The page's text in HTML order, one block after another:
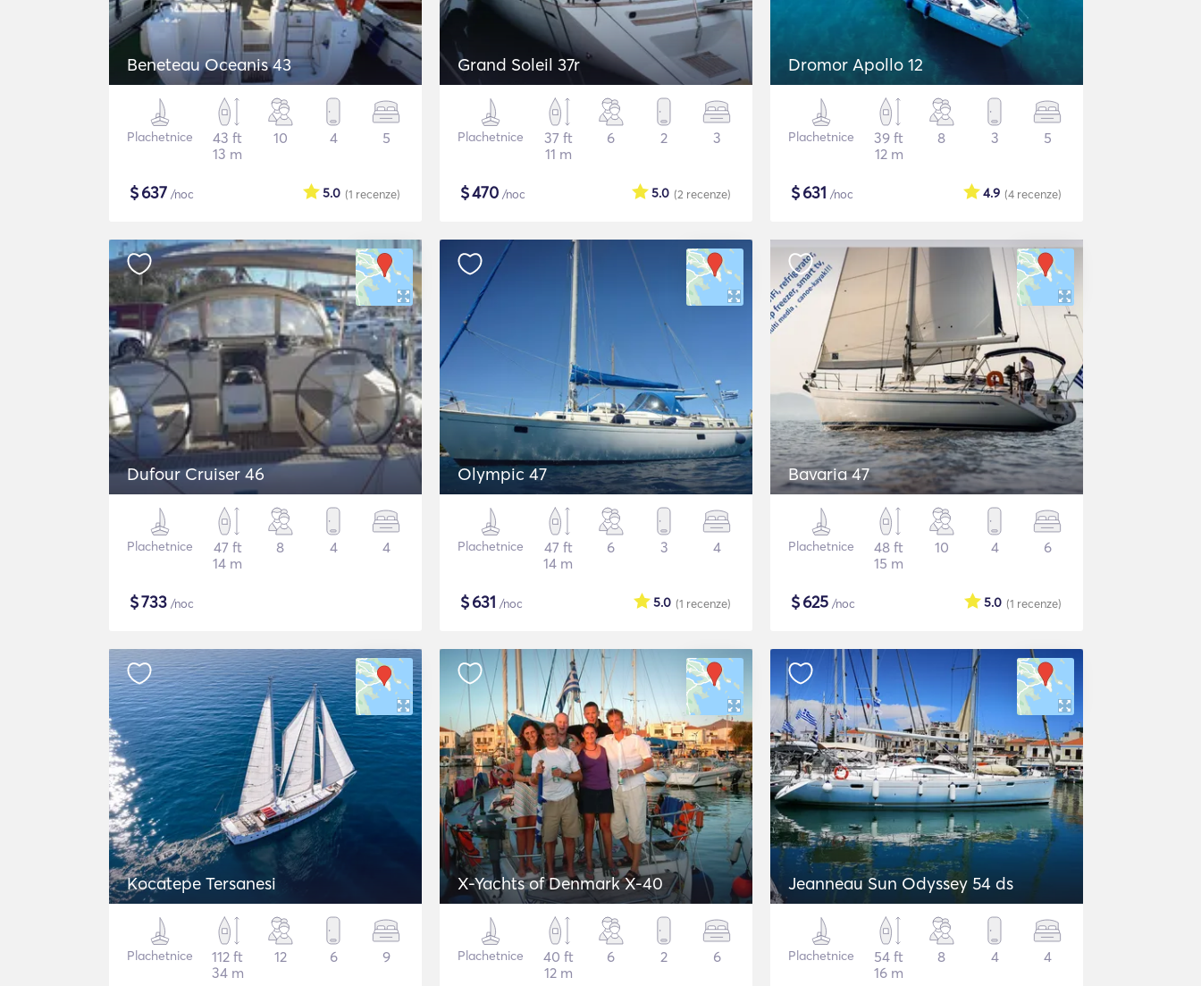
Beneteau Oceanis 43
Plachetnice
43 ft
13 m
10 4 5
$637 /noc (1 recenze)
5.0
Grand Soleil 37r
Plachetnice
37 ft
11 m
6 2 3
$470 /noc (2 recenze)
5.0
Dromor Apollo 12
Plachetnice
39 ft
12 m
8 3 5
$631 /noc (4 recenze)
4.9
Dufour Cruiser 46
Plachetnice
47 ft
14 m
8 4 4
$733 /noc
Olympic 47
Plachetnice
47 ft
14 m
6 3 4
$631 /noc (1 recenze)
5.0
Bavaria 47
Plachetnice
48 ft
15 m
10 4 6
$625 /noc (1 recenze)
5.0
Kocatepe Tersanesi
Plachetnice
112 ft
34 m
12 6 9
X-Yachts of Denmark X-40
Plachetnice
40 ft
12 m
6 2 6
Jeanneau Sun Odyssey 54 ds
Plachetnice
54 ft
16 m
8 4 4